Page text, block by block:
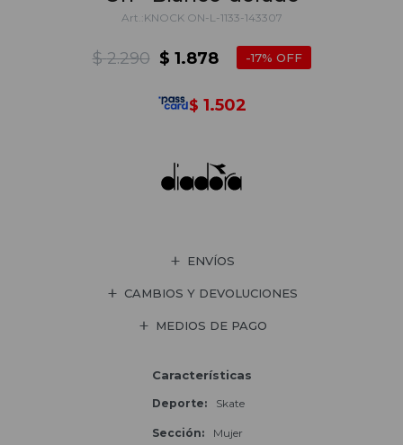
KNOCK ON-L-1133-143307
$ 1.878
$ 2.290 17
$ 1.502
ENVÍOS
CAMBIOS Y DEVOLUCIONES
MEDIOS DE PAGO
Características
Deporte Skate
Sección Mujer